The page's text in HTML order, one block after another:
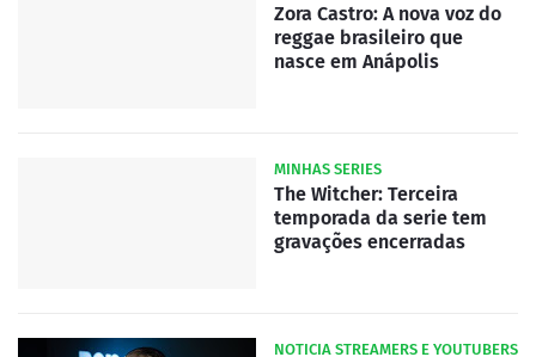
Zora Castro: A nova voz do
reggae brasileiro que
nasce em Anápolis
MINHAS SERIES
The Witcher: Terceira
temporada da serie tem
gravações encerradas
NOTICIA STREAMERS E YOUTUBERS